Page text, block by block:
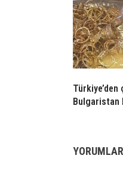
Türkiye’den
Bulgaristan
YORUMLAR